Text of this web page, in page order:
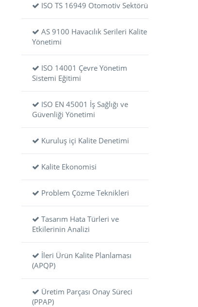
ISO TS 16949 Otomotiv Sektörü
AS 9100 Havacılık Serileri Kalite
Yönetimi
ISO 14001 Çevre Yönetim
Sistemi Eğitimi
ISO EN 45001 İş Sağlığı ve
Güvenliği Yönetimi
Kuruluş içi Kalite Denetimi
Kalite Ekonomisi
Problem Çözme Teknikleri
Tasarım Hata Türleri ve
Etkilerinin Analizi
İleri Ürün Kalite Planlaması
(APQP)
Üretim Parçası Onay Süreci
(PPAP)